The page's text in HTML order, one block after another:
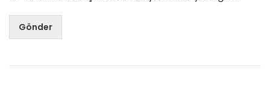
Gönder